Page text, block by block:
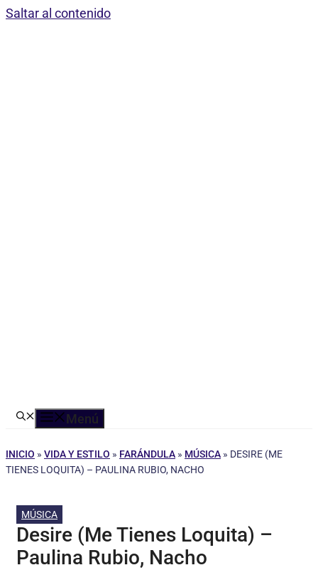
Saltar al contenido
Menú
INICIO » VIDA Y ESTILO » FARÁNDULA » MÚSICA » DESIRE (ME
TIENES LOQUITA) – PAULINA RUBIO, NACHO
MÚSICA
Desire (Me Tienes Loquita) –
Paulina Rubio, Nacho